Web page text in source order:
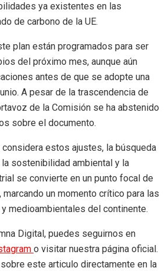
ya existentes en las
de carbono de la UE.
plan están programados para ser
del próximo mes, aunque aún
antes de que se adopte una
A pesar de la trascendencia de
de la Comisión se ha abstenido
sobre el documento.
considera estos ajustes, la búsqueda
sostenibilidad ambiental y la
se convierte en un punto focal de
un momento crítico para las
medioambientales del continente.
Digital, puedes seguirnos en
o visitar nuestra página oficial.
este articulo directamente en la